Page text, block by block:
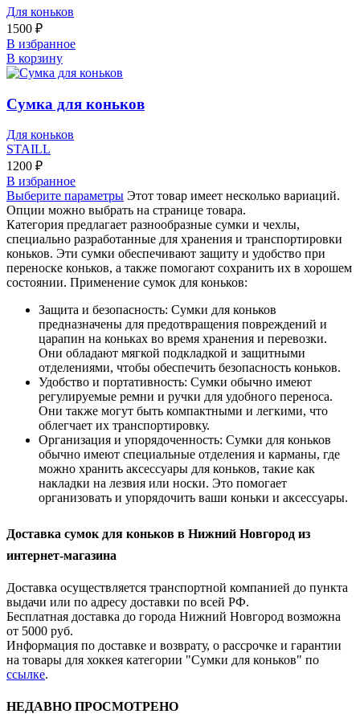
Для коньков
1500 ₽
В избранное
В корзину
Сумка для коньков
Для коньков
STAILL
1200 ₽
В избранное
Выберите параметры Этот товар имеет несколько вариаций.
Опции можно выбрать на странице товара.
Категория предлагает разнообразные сумки и чехлы,
специально разработанные для хранения и транспортировки
коньков. Эти сумки обеспечивают защиту и удобство при
переноске коньков, а также помогают сохранить их в хорошем
состоянии. Применение сумок для коньков:
Защита и безопасность: Сумки для коньков
предназначены для предотвращения повреждений и
царапин на коньках во время хранения и перевозки.
Они обладают мягкой подкладкой и защитными
отделениями, чтобы обеспечить безопасность коньков.
Удобство и портативность: Сумки обычно имеют
регулируемые ремни и ручки для удобного переноса.
Они также могут быть компактными и легкими, что
облегчает их транспортировку.
Организация и упорядоченность: Сумки для коньков
обычно имеют специальные отделения и карманы, где
можно хранить аксессуары для коньков, такие как
накладки на лезвия или носки. Это помогает
организовать и упорядочить ваши коньки и аксессуары.
Доставка сумок для коньков в Нижний Новгород из
интернет-магазина
Доставка осуществляется транспортной компанией до пункта
выдачи или по адресу доставки по всей РФ.
Бесплатная доставка до города Нижний Новгород возможна
от 5000 руб.
Информация по доставке и возврату, о рассрочке и гарантии
на товары для хоккея категории "Сумки для коньков" по
ссылке.
НЕДАВНО ПРОСМОТРЕНО